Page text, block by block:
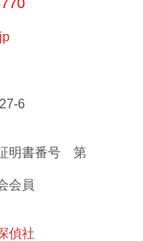
6
明書番号 第
会員
偵社